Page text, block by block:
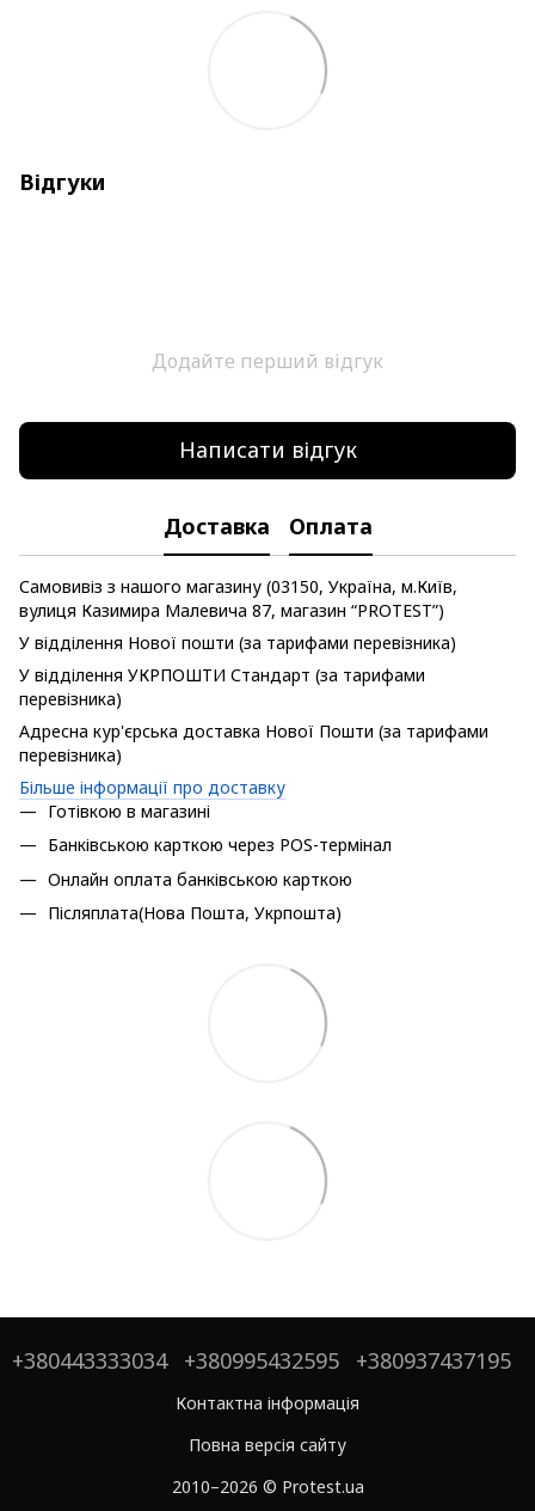
Відгуки
Додайте перший відгук
Написати відгук
Доставка Оплата
Самовивіз з нашого магазину (03150, Україна, м.Київ,
вулиця Казимира Малевича 87, магазин “PROTEST”)
У відділення Нової пошти (за тарифами перевізника)
У відділення УКРПОШТИ Стандарт (за тарифами
перевізника)
Адресна кур'єрська доставка Нової Пошти (за тарифами
перевізника)
Більше інформації про доставку
Готівкою в магазині
Банківською карткою через POS-термінал
Онлайн оплата банківською карткою
Післяплата(Нова Пошта, Укрпошта)
+380443333034 +380995432595 +380937437195
Контактна інформація
Повна версія сайту
2010–2026 © Protest.ua